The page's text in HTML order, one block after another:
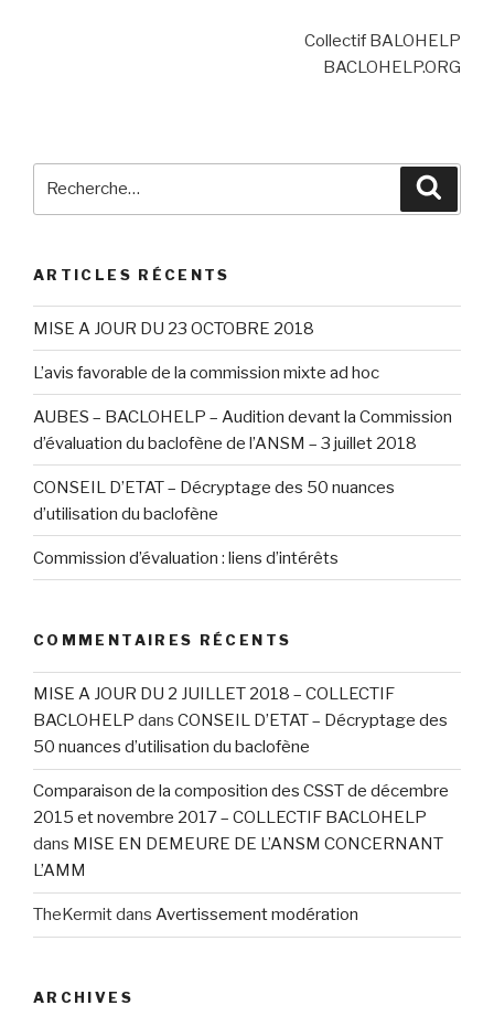
Collectif BALOHELP
BACLOHELP.ORG
ARTICLES RÉCENTS
MISE A JOUR DU 23 OCTOBRE 2018
L’avis favorable de la commission mixte ad hoc
AUBES – BACLOHELP – Audition devant la Commission
d’évaluation du baclofène de l’ANSM – 3 juillet 2018
CONSEIL D’ETAT – Décryptage des 50 nuances
d’utilisation du baclofène
Commission d’évaluation : liens d’intérêts
COMMENTAIRES RÉCENTS
MISE A JOUR DU 2 JUILLET 2018 – COLLECTIF
BACLOHELP dans CONSEIL D’ETAT – Décryptage des
50 nuances d’utilisation du baclofène
Comparaison de la composition des CSST de décembre
2015 et novembre 2017 – COLLECTIF BACLOHELP
dans MISE EN DEMEURE DE L’ANSM CONCERNANT
L’AMM
TheKermitdans Avertissement modération
ARCHIVES